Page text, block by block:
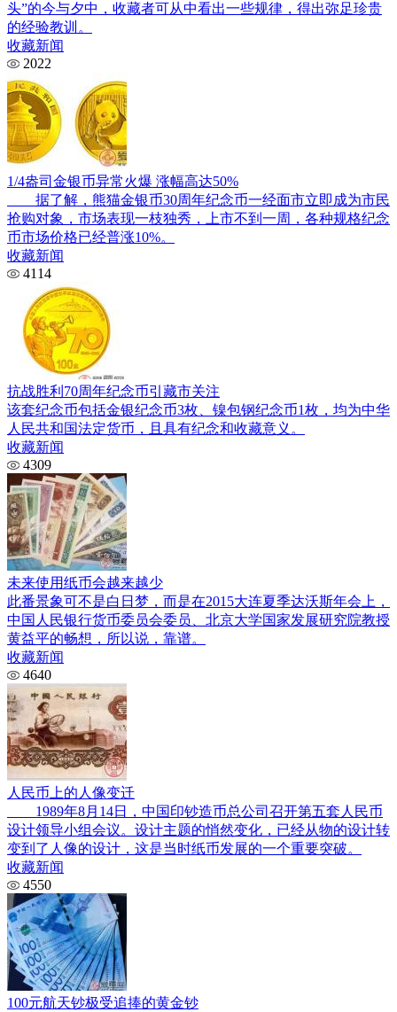
头”的今与夕中，收藏者可从中看出一些规律，得出弥足珍贵
的经验教训。
收藏新闻
2022
1/4盎司金银币异常火爆 涨幅高达50%
据了解，熊猫金银币30周年纪念币一经面市立即成为市民
抢购对象，市场表现一枝独秀，上市不到一周，各种规格纪念
币市场价格已经普涨10%。
收藏新闻
4114
抗战胜利70周年纪念币引藏市关注
该套纪念币包括金银纪念币3枚、镍包钢纪念币1枚，均为中华
人民共和国法定货币，且具有纪念和收藏意义。
收藏新闻
4309
未来使用纸币会越来越少
此番景象可不是白日梦，而是在2015大连夏季达沃斯年会上，
中国人民银行货币委员会委员、北京大学国家发展研究院教授
黄益平的畅想，所以说，靠谱。
收藏新闻
4640
人民币上的人像变迁
1989年8月14日，中国印钞造币总公司召开第五套人民币
设计领导小组会议。设计主题的悄然变化，已经从物的设计转
变到了人像的设计，这是当时纸币发展的一个重要突破。
收藏新闻
4550
100元航天钞极受追捧的黄金钞